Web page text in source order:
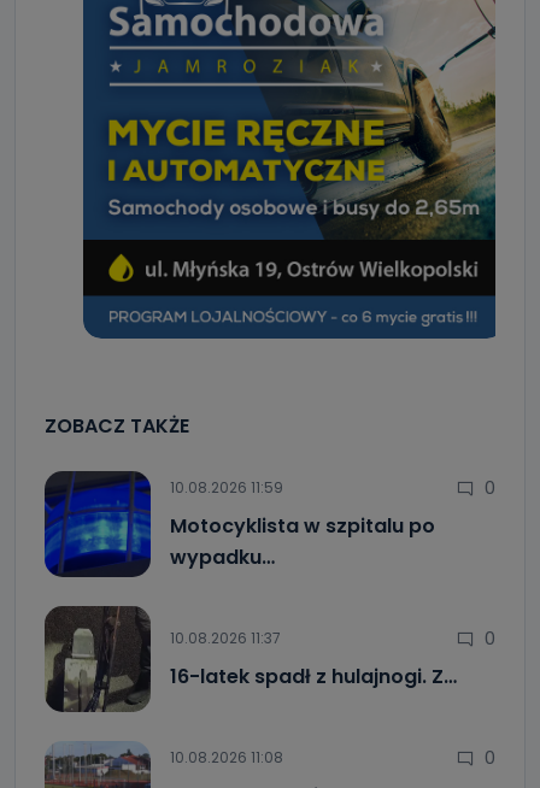
Można to zrobić pod numerem telefonu 62 735-51-05 lub
e-mailowo pod adresem: poczta@tvproart.pl
ZOBACZ TAKŻE
10.08.2026 11:59 0
Motocyklista w szpitalu po
wypadku…
10.08.2026 11:37 0
16-latek spadł z hulajnogi. Z…
10.08.2026 11:08 0